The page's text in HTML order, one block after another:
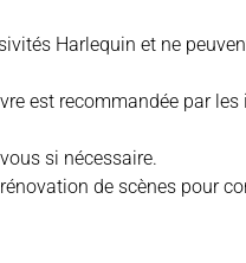
Harlequin et ne
est recommandée par
si nécessaire.
de scènes pour